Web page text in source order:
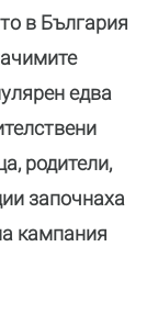
в България
едва
родители,
започнаха
кампания